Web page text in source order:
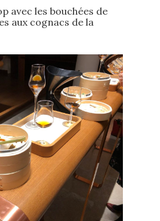
avec les bouchées de
aux cognacs de la